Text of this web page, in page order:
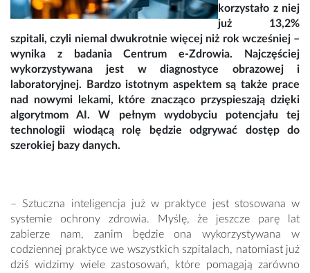
korzystało z niej
już 13,2%
szpitali, czyli niemal dwukrotnie więcej niż rok wcześniej –
wynika z badania Centrum e-Zdrowia. Najczęściej
wykorzystywana jest w diagnostyce obrazowej i
laboratoryjnej. Bardzo istotnym aspektem są także prace
nad nowymi lekami, które znacząco przyspieszają dzięki
algorytmom AI. W pełnym wydobyciu potencjału tej
technologii wiodącą rolę będzie odgrywać dostęp do
szerokiej bazy danych.
– Sztuczna inteligencja już w praktyce jest stosowana w
systemie ochrony zdrowia. Myślę, że jeszcze parę lat
zabierze nam, zanim będzie ona wykorzystywana w
codziennej praktyce we wszystkich szpitalach, natomiast już
dziś widzimy wiele zastosowań, które pomagają zarówno